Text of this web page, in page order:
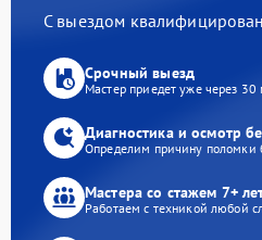
С выездом
Срочный выезд
Мастер приедет уже через 30
Диагностика и осмотр
Определим причину поломки
Мастера со стажем 7+
Работаем с техникой любой